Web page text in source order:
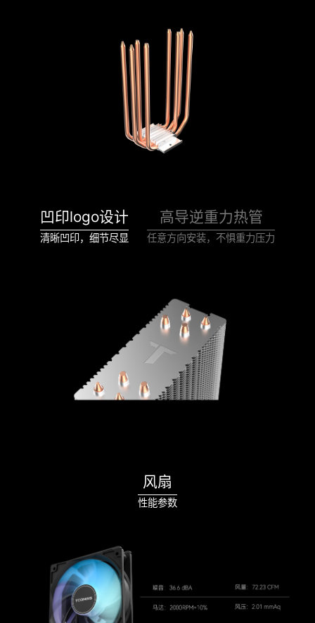
凹印logo设计
清晰凹印，细节尽显
高导逆重力热管
任意方向安装，不惧重力压力
风扇
性能参数